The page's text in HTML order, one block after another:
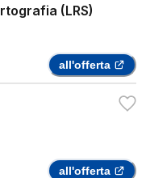
(LRS)
all'offerta
all'offerta